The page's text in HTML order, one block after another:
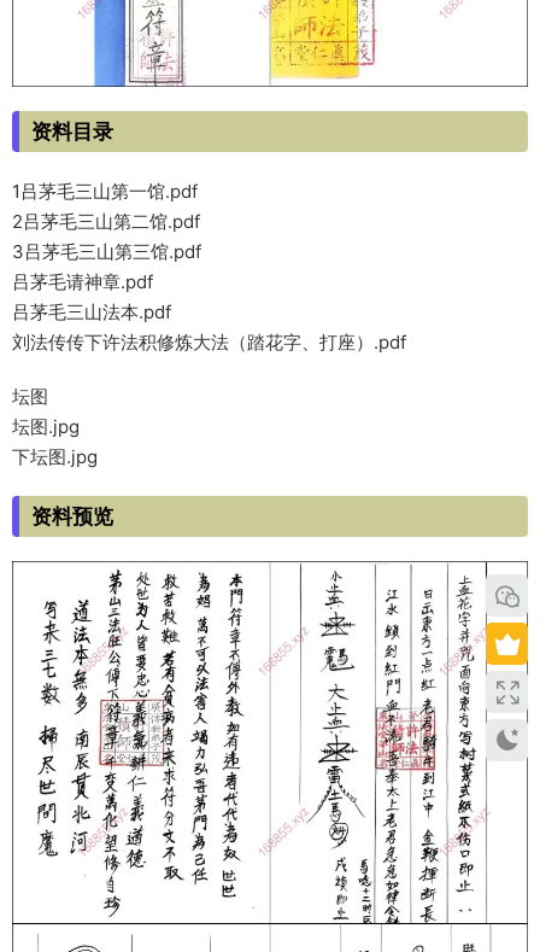
资料目录
1吕茅毛三山第一馆.pdf
2吕茅毛三山第二馆.pdf
3吕茅毛三山第三馆.pdf
吕茅毛请神章.pdf
吕茅毛三山法本.pdf
刘法传传下许法积修炼大法（踏花字、打座）.pdf
坛图
坛图.jpg
下坛图.jpg
资料预览